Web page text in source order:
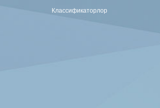
Классификаторлор